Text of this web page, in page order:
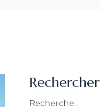
Rechercher